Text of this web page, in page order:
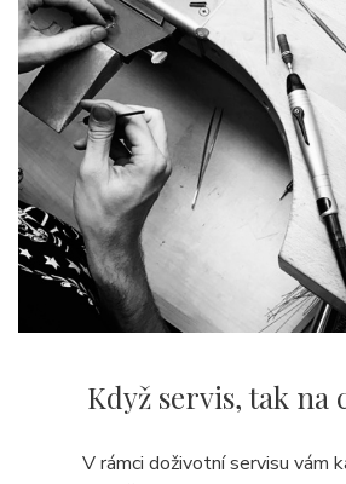
Když servis,tak na
V rámci doživotní servisu vám